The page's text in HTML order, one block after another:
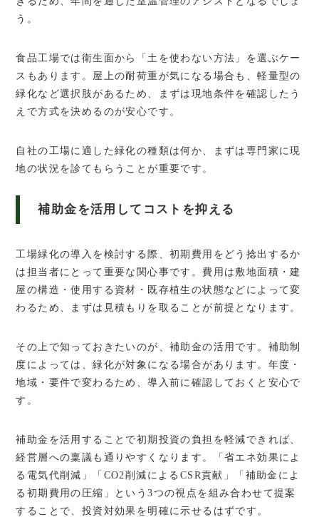
う。
食品工場では衛生面から「土を使わない方法」を選ぶケー
スもあります。屋上の耐荷重が気になる場合も、軽量型の
緑化など選択肢があるため、まずは現地条件を確認したう
えで方式を決めるのが安心です。
自社の工場に適した緑化の種類は何か、まずは専門家に現
地の状況を診てもらうことが重要です。
補助金を活用してコストを抑える
工場緑化の導入を検討する際、初期費用をどう捻出するか
は担当者にとって重要な関心事です。費用は敷地面積・建
屋の構造・使用する資材・既存植生の状態などによって変
わるため、まずは見積もりを取ることが前提となります。
その上で知っておきたいのが、補助金の活用です。補助制
度によっては、緑化が対象になる場合があります。年度・
地域・要件で変わるため、導入前に確認しておくと安心で
す。
補助金を活用することで初期投資の負担を軽減できれば、
経営層への稟議も通りやすくなります。「省エネ効果によ
る電気代削減」「CO2削減によるCSR貢献」「補助金によ
る初期費用の圧縮」という3つの視点を組み合わせて提案
することで、投資対効果を明確に示せるはずです。